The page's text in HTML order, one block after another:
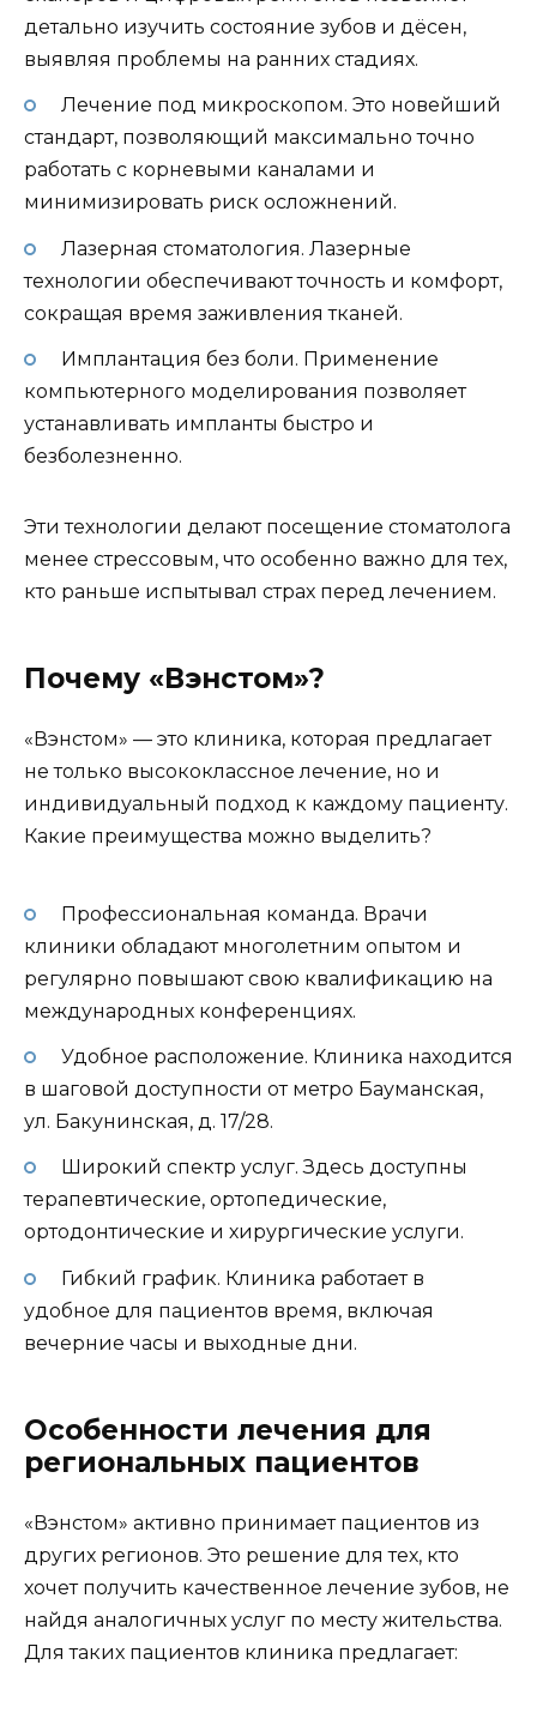
детально изучить состояние зубов и дёсен,
выявляя проблемы на ранних стадиях.
Лечение под микроскопом. Это новейший
стандарт, позволяющий максимально точно
работать с корневыми каналами и
минимизировать риск осложнений.
Лазерная стоматология. Лазерные
технологии обеспечивают точность и комфорт,
сокращая время заживления тканей.
Имплантация без боли. Применение
компьютерного моделирования позволяет
устанавливать импланты быстро и
безболезненно.
Эти технологии делают посещение стоматолога
менее стрессовым, что особенно важно для тех,
кто раньше испытывал страх перед лечением.
Почему «Вэнстом»?
«Вэнстом» — это клиника, которая предлагает
не только высококлассное лечение, но и
индивидуальный подход к каждому пациенту.
Какие преимущества можно выделить?
Профессиональная команда. Врачи
клиники обладают многолетним опытом и
регулярно повышают свою квалификацию на
международных конференциях.
Удобное расположение. Клиника находится
в шаговой доступности от метро Бауманская,
ул. Бакунинская, д. 17/28.
Широкий спектр услуг. Здесь доступны
терапевтические, ортопедические,
ортодонтические и хирургические услуги.
Гибкий график. Клиника работает в
удобное для пациентов время, включая
вечерние часы и выходные дни.
Особенности лечения для
региональных пациентов
«Вэнстом» активно принимает пациентов из
других регионов. Это решение для тех, кто
хочет получить качественное лечение зубов, не
найдя аналогичных услуг по месту жительства.
Для таких пациентов клиника предлагает: